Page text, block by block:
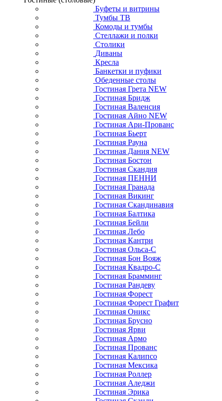
Буфеты и витрины
Тумбы ТВ
Комоды и тумбы
Стеллажи и полки
Столики
Диваны
Кресла
Банкетки и пуфики
Обеденные столы
Гостиная Грета NEW
Гостиная Бридж
Гостиная Валенсия
Гостиная Айно NEW
Гостиная Ари-Прованс
Гостиная Бьерт
Гостиная Рауна
Гостиная Дания NEW
Гостиная Бостон
Гостиная Скандия
Гостиная ПЕННИ
Гостиная Гранада
Гостиная Викинг
Гостиная Скандинавия
Гостиная Балтика
Гостиная Бейли
Гостиная Лебо
Гостиная Кантри
Гостиная Ольса-С
Гостиная Бон Вояж
Гостиная Квадро-С
Гостиная Брамминг
Гостиная Рандеву
Гостиная Форест
Гостиная Форест Графит
Гостиная Оникс
Гостиная Брусно
Гостиная Ярви
Гостиная Армо
Гостиная Прованс
Гостиная Калипсо
Гостиная Мексика
Гостиная Роллер
Гостиная Аледжи
Гостиная Эрика